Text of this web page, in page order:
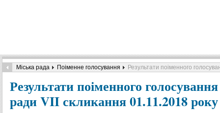
Міська рада Поіменне голосування Результати поіменного
Результати поіменного
ради VII скликання 01.11.2018 року